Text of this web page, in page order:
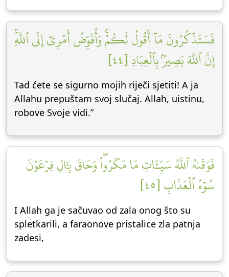
فَسَتَذۡكُرُونَ مَآ أَقُولُ لَكُمۡۚ وَأُفَوِّضُ أَمۡرِيٓ إِلَى ٱللَّهِۚ
إِنَّ ٱللَّهَ بَصِيرُۢ بِٱلۡعِبَادِ [٤٤]
Tad ćete se sigurno mojih riječi sjetiti! A ja
Allahu prepuštam svoj slučaj. Allah, uistinu,
robove Svoje vidi.”
فَوَقَىٰهُ ٱللَّهُ سَيِّـَٔاتِ مَا مَكَرُواْۖ وَحَاقَ بِـَٔالِ فِرۡعَوۡنَ
سُوٓءُ ٱلۡعَذَابِ [٤٥]
I Allah ga je sačuvao od zala onog što su
spletkarili, a faraonove pristalice zla patnja
zadesi,